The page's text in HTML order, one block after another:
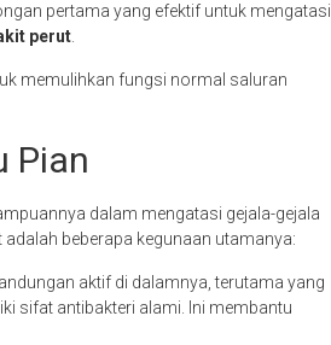
pertama yang efektif untuk mengatasi
perut
memulihkan fungsi normal saluran
Pian
dalam mengatasi gejala-gejala
beberapa kegunaan utamanya:
aktif di dalamnya, terutama yang
sifat antibakteri alami. Ini membantu